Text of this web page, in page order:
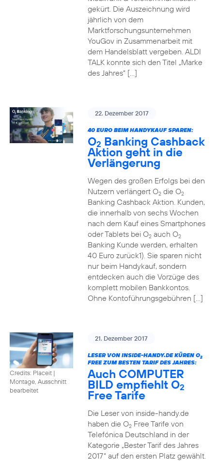
gekürt. Die Auszeichnung wird
jährlich von dem
Marktforschungsunternehmen
YouGov in Zusammenarbeit mit
dem Handelsblatt vergeben. ALDI
TALK konnte sich den Titel „Marke
des Jahres“ […]
22. Dezember 2017
40 EURO BEIM HANDYKAUF SPAREN:
O2 Banking Cashback
Aktion geht in die
Verlängerung
Wegen des großen Erfolgs bei den
Nutzern verlängert O2die O2
Banking Cashback Aktion. Kunden,
die innerhalb von sechs Wochen
nach dem Kauf eines Smartphones
oder Tablets bei O2auch O2
Banking Kunde werden, erhalten
40 Euro zurück1). Sie sparen nicht
nur beim Handykauf, sondern
entdecken auch die Vorzüge des
komplett mobilen Bankkontos.
Ohne Kontoführungsgebühren […]
Credits: Placeit |
Montage, Ausschnitt
bearbeitet
21. Dezember 2017
LESER VON INSIDE-HANDY.DE KÜREN O2
FREE ZUM BESTEN TARIF DES JAHRES:
Auch COMPUTER
BILD empfiehlt O2
Free Tarife
Die Leser von inside-handy.de
haben die O2Free Tarife von
Telefónica Deutschland in der
Kategorie „Bester Tarif des Jahres
2017“ auf den ersten Platz gewählt.